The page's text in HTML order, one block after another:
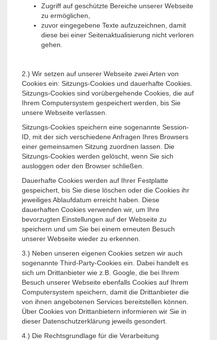
Zugriff auf geschützte Bereiche unserer Webseite
zu ermöglichen,
zuvor eingegebene Texte aufzuzeichnen, damit
diese bei einer Seitenaktualisierung nicht verloren
gehen.
2.) Wir setzen auf unserer Webseite zwei Arten von
Cookies ein: Sitzungs-Cookies und dauerhafte Cookies.
Sitzungs-Cookies sind vorübergehende Cookies, die auf
Ihrem Computersystem gespeichert werden, bis Sie
unsere Webseite verlassen.
Sitzungs-Cookies speichern eine sogenannte Session-
ID, mit der sich verschiedene Anfragen Ihres Browsers
einer gemeinsamen Sitzung zuordnen lassen. Die
Sitzungs-Cookies werden gelöscht, wenn Sie sich
ausloggen oder den Browser schließen.
Dauerhafte Cookies werden auf Ihrer Festplatte
gespeichert, bis Sie diese löschen oder die Cookies ihr
jeweiliges Ablaufdatum erreicht haben. Diese
dauerhaften Cookies verwenden wir, um Ihre
bevorzugten Einstellungen auf der Webseite zu
speichern und um Sie bei einem erneuten Besuch
unserer Webseite wieder zu erkennen.
3.) Neben unseren eigenen Cookies setzen wir auch
sogenannte Third-Party-Cookies ein. Dabei handelt es
sich um Drittanbieter wie z.B. Google, die bei Ihrem
Besuch unserer Webseite ebenfalls Cookies auf Ihrem
Computersystem speichern, damit die Drittanbieter die
von ihnen angebotenen Services bereitstellen können.
Über Cookies von Drittanbietern informieren wir Sie in
dieser Datenschutzerklärung jeweils gesondert.
4.) Die Rechtsgrundlage für die Verarbeitung